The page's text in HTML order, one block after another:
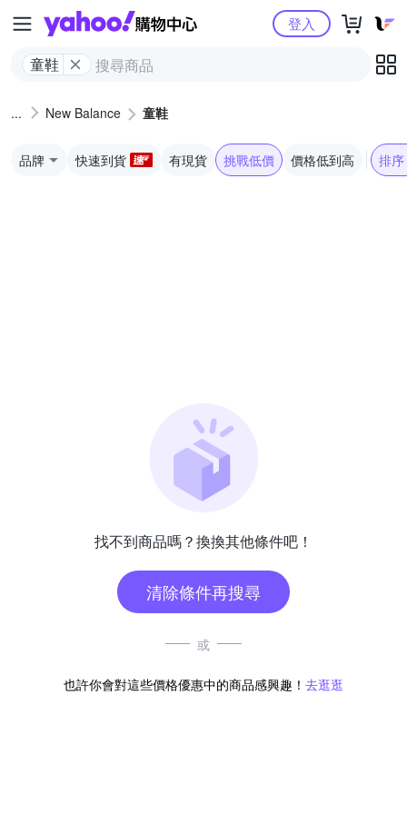
Yahoo購物中心
童鞋
登入
New Balance 童鞋
品牌 快速到貨 有現貨 挑戰低價 價格低到高 排序
找不到商品嗎？換換其他條件吧！
清除條件再搜尋
或
也許你會對這些價格優惠中的商品感興趣！ 去逛逛